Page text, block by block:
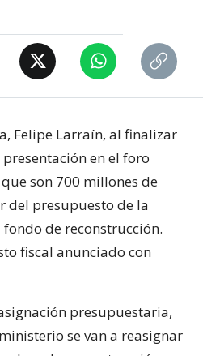
Felipe Larraín, al finalizar
en el foro
son 700 millones de
del presupuesto de la
de reconstrucción.
fiscal anunciado con
presupuestaria,
se van a reasignar